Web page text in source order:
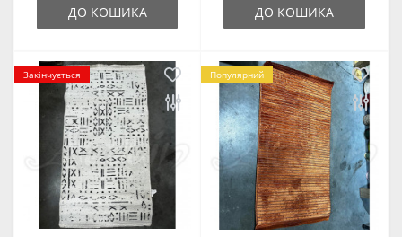
ДО КОШИКА ДО КОШИКА
Закінчується Популярний